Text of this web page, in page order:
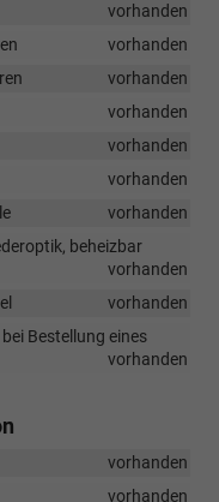
vorhanden
vorhanden
vorhanden
vorhanden
vorhanden
vorhanden
vorhanden
beheizbar
vorhanden
vorhanden
Bestellung eines
vorhanden
vorhanden
vorhanden